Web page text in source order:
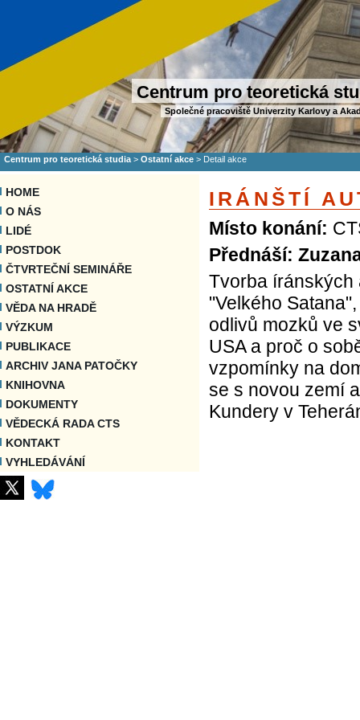
Centrum pro teoretická
Společné pracoviště Univerzity Karlovy a
Centrum pro teoretická studia > Ostatní akce > Detail akce
HOME
O NÁS
LIDÉ
POSTDOK
ČTVRTEČNÍ SEMINÁŘE
OSTATNÍ AKCE
VĚDA NA HRADĚ
VÝZKUM
PUBLIKACE
ARCHIV JANA PATOČKY
KNIHOVNA
DOKUMENTY
VĚDECKÁ RADA CTS
KONTAKT
VYHLEDÁVÁNÍ
IRÁNŠTÍ
Místo konání:
Přednáší:
Tvorba íránských
"Velkého
odlivů mozků ve
USA a proč o
vzpomínky na
se s novou zemí
Kundery v